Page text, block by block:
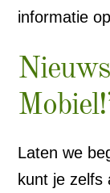
informatie
Laten we
kunt je zelfs